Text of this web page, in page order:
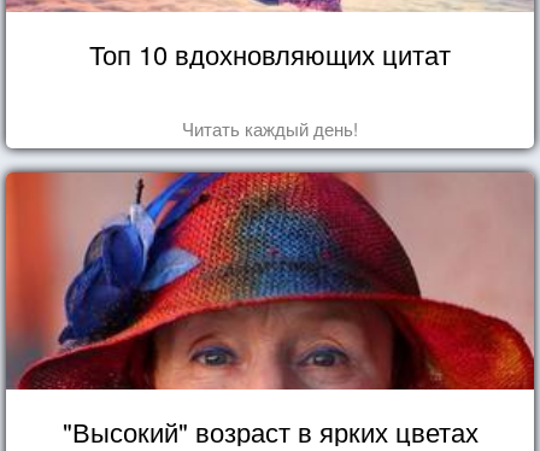
Топ 10 вдохновляющих цитат
Читать каждый день!
"Высокий" возраст в ярких цветах